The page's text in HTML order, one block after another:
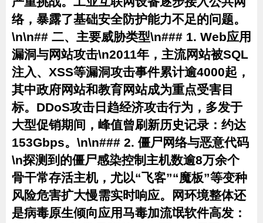
络，暴露了基础安全防护能力不足的问题。
\n\n## 二、主要威胁类型\n### 1. Web应用
漏洞与网站攻击\n2011年，主流网站被SQL
注入、XSS等漏洞攻击事件累计逾4000起，
其中政府网站和教育网站成为重点受害目
标。DDoS攻击日趋经济攻击行为，多发于
大型促销期间，峰值曾刷新历史记录：约达
153Gbps。\n\n### 2. 僵尸网络与恶意代码
\n探测到的僵尸感染控制主机数逾8万余个
骨干常存活主机，尤以“飞客”“魔板”等变种
风险危害扩大慢需实时响应。网环境整体还
是病毒原生倾向应用马毒加流氓软件高发：